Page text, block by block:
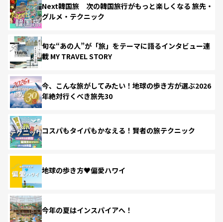
Next韓国旅 次の韓国旅行がもっと楽しくなる 旅先・
グルメ・テクニック
旬な“あの人”が「旅」をテーマに語るインタビュー連
載 MY TRAVEL STORY
今、こんな旅がしてみたい！地球の歩き方が選ぶ2026
年絶対行くべき旅先30
コスパもタイパもかなえる！賢者の旅テクニック
地球の歩き方♥偏愛ハワイ
今年の夏はインスパイアへ！